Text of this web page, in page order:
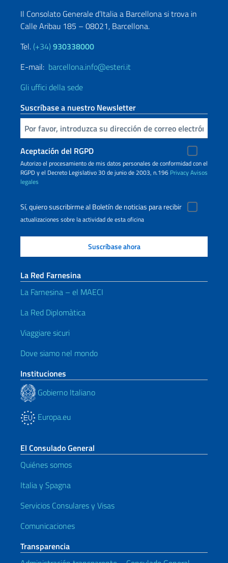
Il Consolato Generale d’Italia a Barcellona si trova in
Calle Aribau 185 – 08021, Barcellona.
Tel. (+34) 930338000
E-mail: barcellona.info@esteri.it
Gli uffici della sede
Suscríbase a nuestro Newsletter
Inserta tu correo electronico
Aceptación del RGPD
Autorizo ​​el procesamiento de mis datos personales de conformidad con el
RGPD y el Decreto Legislativo 30 de junio de 2003, n.196 PrivacyAvisos
legales
Sí, quiero suscribirme al Boletín de noticias para recibir
actualizaciones sobre la actividad de esta oficina
La Red Farnesina
La Farnesina – el MAECI
La Red Diplomàtica
Viaggiare sicuri
Dove siamo nel mondo
Instituciones
Gobierno Italiano
Europa.eu
El Consulado General
Quiénes somos
Italia y Spagna
Servicios Consulares y Visas
Comunicaciones
Transparencia